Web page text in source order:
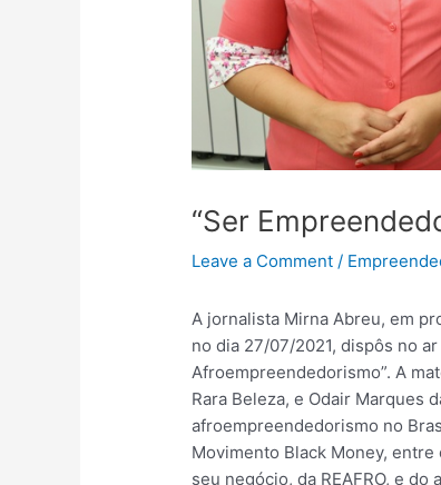
“Ser
Leave a Comment /
A jornalista Mirna Abreu, em
no dia 27/07/2021, dispôs no
Afroempreendedorismo”. A
Rara Beleza, e Odair Marques
afroempreendedorismo no
Movimento Black Money,
seu negócio, da REAFRO, e